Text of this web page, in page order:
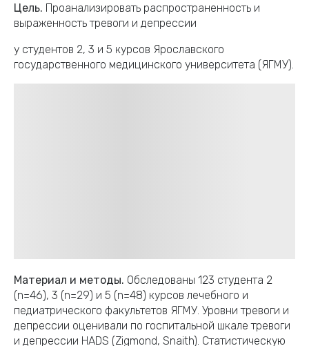
Цель. Проанализировать распространенность и
выраженность тревоги и депрессии
у студентов 2, 3 и 5 курсов Ярославского
государственного медицинского университета (ЯГМУ).
Материал и методы. Обследованы 123 студента 2
(n=46), 3 (n=29) и 5 (n=48) курсов лечебного и
педиатрического факультетов ЯГМУ. Уровни тревоги и
депрессии оценивали по госпитальной шкале тревоги
и депрессии HADS (Zigmond, Snaith). Статистическую